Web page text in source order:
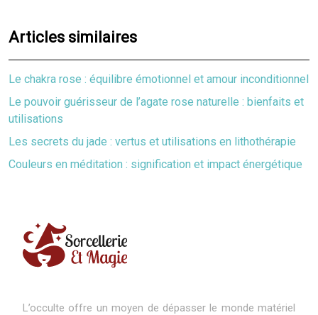
Articles similaires
Le chakra rose : équilibre émotionnel et amour inconditionnel
Le pouvoir guérisseur de l’agate rose naturelle : bienfaits et
utilisations
Les secrets du jade : vertus et utilisations en lithothérapie
Couleurs en méditation : signification et impact énergétique
L’occulte offre un moyen de dépasser le monde matériel